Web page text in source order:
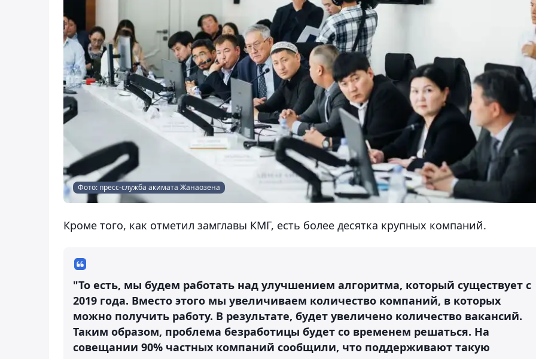
Фото: пресс-служба акимата Жанаозена
Кроме того, как отметил замглавы КМГ, есть более десятка крупных компаний.
"То есть, мы будем работать над улучшением алгоритма, который существует с
2019 года. Вместо этого мы увеличиваем количество компаний, в которых
можно получить работу. В результате, будет увеличено количество вакансий.
Таким образом, проблема безработицы будет со временем решаться. На
совещании 90% частных компаний сообщили, что поддерживают такую